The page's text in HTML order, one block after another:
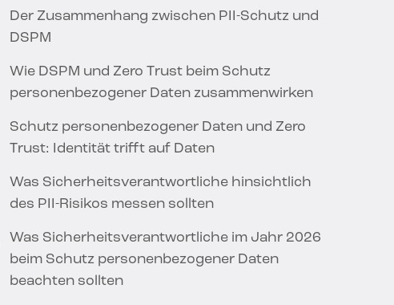
Der Zusammenhang zwischen PII-Schutz und
DSPM
Wie DSPM und Zero Trust beim Schutz
personenbezogener Daten zusammenwirken
Schutz personenbezogener Daten und Zero
Trust: Identität trifft auf Daten
Was Sicherheitsverantwortliche hinsichtlich
des PII-Risikos messen sollten
Was Sicherheitsverantwortliche im Jahr 2026
beim Schutz personenbezogener Daten
beachten sollten